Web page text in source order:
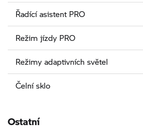
Řadící asistent PRO
Režim jízdy PRO
Režimy adaptivních světel
Čelní sklo
Ostatní